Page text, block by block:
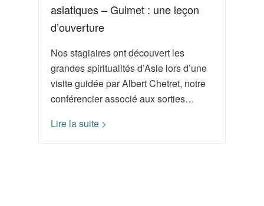
asiatiques – Guimet : une leçon
d’ouverture
Nos stagiaires ont découvert les
grandes spiritualités d’Asie lors d’une
visite guidée par Albert Chetret, notre
conférencier associé aux sorties…
Lire la suite >